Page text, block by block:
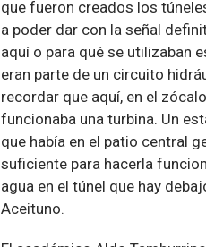
que fueron creados los
a poder dar con la señal
aquí o para qué se utilizaban
eran parte de un circuito
recordar que aquí, en el
funcionaba una turbina. Un
que había en el patio central
suficiente para hacerla
agua en el túnel que hay
Aceituno.